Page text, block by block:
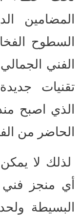
المضامين
السطوح
الفني
تقنيات
الذي اصبح
الحاضر من
لذلك لا
أي منجز فني
البسيطة